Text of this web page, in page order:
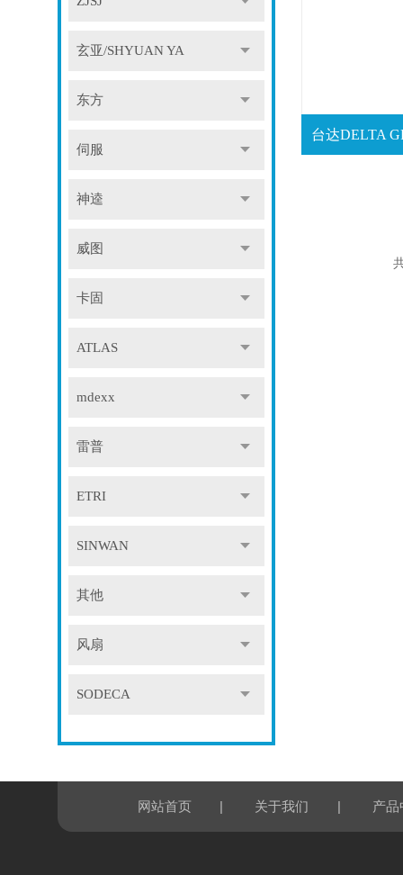
玄亚/SHYUAN YA
东方
伺服
神逵
威图
卡固
ATLAS
mdexx
雷普
ETRI
SINWAN
其他
风扇
SODECA
网站首页 | 关于我们 | 产品